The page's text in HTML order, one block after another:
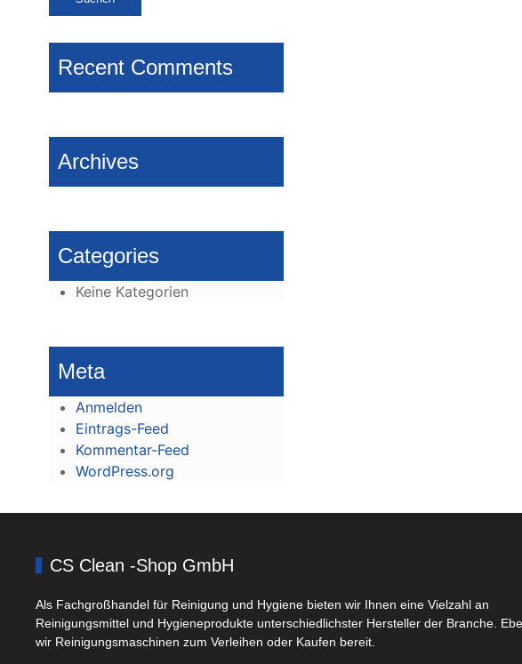
Recent Comments
Archives
Categories
Keine Kategorien
Meta
Anmelden
Eintrags-Feed
Kommentar-Feed
WordPress.org
CS Clean -Shop GmbH
Als Fachgroßhandel für Reinigung und Hygiene bieten wir Ihnen eine Vielzahl an
Reinigungsmittel und Hygieneprodukte unterschiedlichster Hersteller der Branche.
wir Reinigungsmaschinen zum Verleihen oder Kaufen bereit.